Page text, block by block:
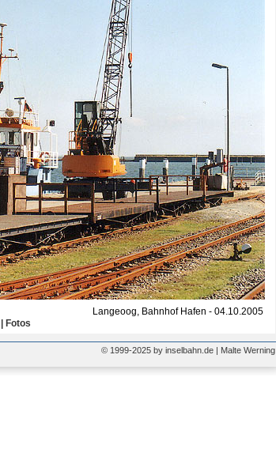
Langeoog, Bahnhof Hafen - 04.10.2005
Fotos
© 1999-2025 by inselbahn.de | Malte Werning